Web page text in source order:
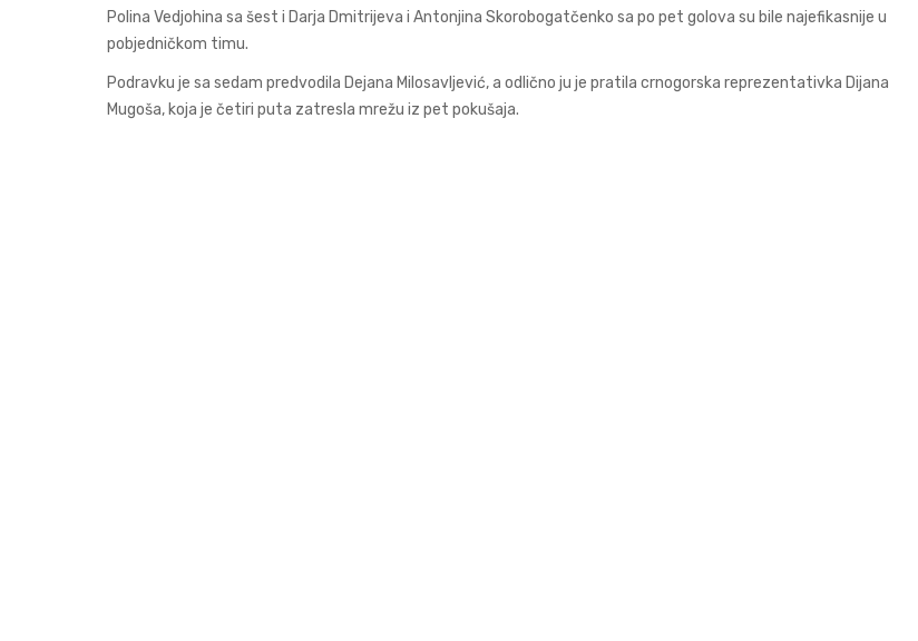
Polina Vedjohina sa šest i Darja Dmitrijeva i Antonjina Skorobogatčenko sa po pet golova su bile najefikasnije u
pobjedničkom timu.
Podravku je sa sedam predvodila Dejana Milosavljević, a odlično ju je pratila crnogorska reprezentativka Dijana
Mugoša, koja je četiri puta zatresla mrežu iz pet pokušaja.